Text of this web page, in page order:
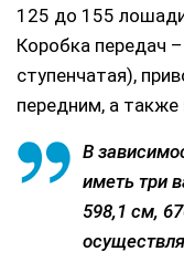
125 до 155
Коробка передач
ступенчатая),
передним, а
В
иметь три
598,1 см,